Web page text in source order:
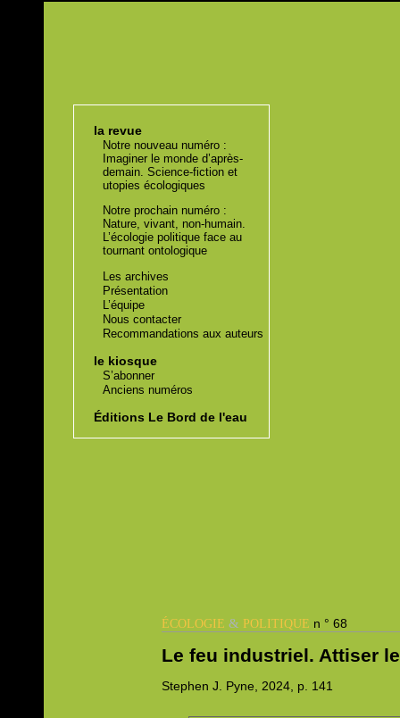
la revue
Notre nouveau numéro :
Imaginer le monde d’après-
demain. Science-fiction et
utopies écologiques
Notre prochain numéro :
Nature, vivant, non-humain.
L’écologie politique face au
tournant ontologique
Les archives
Présentation
L’équipe
Nous contacter
Recommandations aux auteurs
le kiosque
S’abonner
Anciens numéros
Éditions Le Bord de l'eau
ÉCOLOGIE& POLITIQUE n ° 68
Le feu industriel. Attiser
Stephen J. Pyne, 2024, p. 141